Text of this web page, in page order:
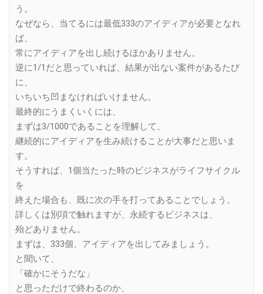
う。
なぜなら、当てるには最低333のアイディアが必要となれ
ば、
常にアイディアを出し続けるほかありません。
逆に1/1だと思っていれば、結果が出ない案件があるたび
に、
いちいち凹まなければいけません。
最終的にうまくいくには、
まずは3/1000であることを理解して、
継続的にアイディアを生み続けることが大事だと思いま
す。
そうすれば、1個当たった時のビジネスがライフサイクル
を
終えた場合も、既に次の手を打ってあることでしょう。
詳しくは別項で触れますが、永続するビジネスは、
殆どありません。
まずは、333個、アイディアを出してみましょう。
と聞いて、
「確かにそうだな」
と思っただけで終わるのか、